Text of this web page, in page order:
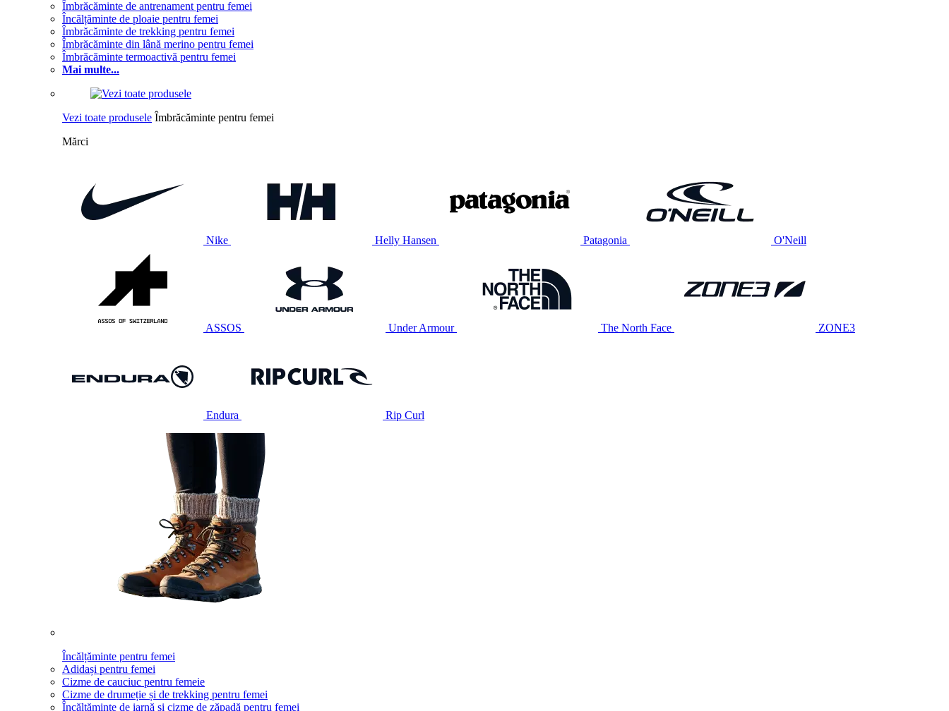
Îmbrăcăminte de antrenament pentru femei
Încălțăminte de ploaie pentru femei
Îmbrăcăminte de trekking pentru femei
Îmbrăcăminte din lână merino pentru femei
Îmbrăcăminte termoactivă pentru femei
Mai multe...
Vezi toate produsele Îmbrăcăminte pentru femei
Mărci
Nike Helly Hansen Patagonia O'Neill
ASSOS Under Armour The North Face ZONE3
Endura Rip Curl
Încălțăminte pentru femei
Adidași pentru femei
Cizme de cauciuc pentru femeie
Cizme de drumeție și de trekking pentru femei
Încălțăminte de iarnă și cizme de zăpadă pentru femei